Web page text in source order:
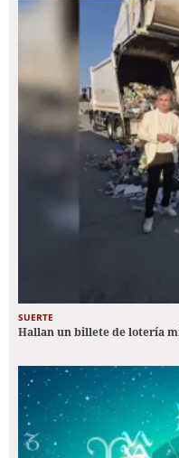
SUERTE
Hallan un billete de lotería